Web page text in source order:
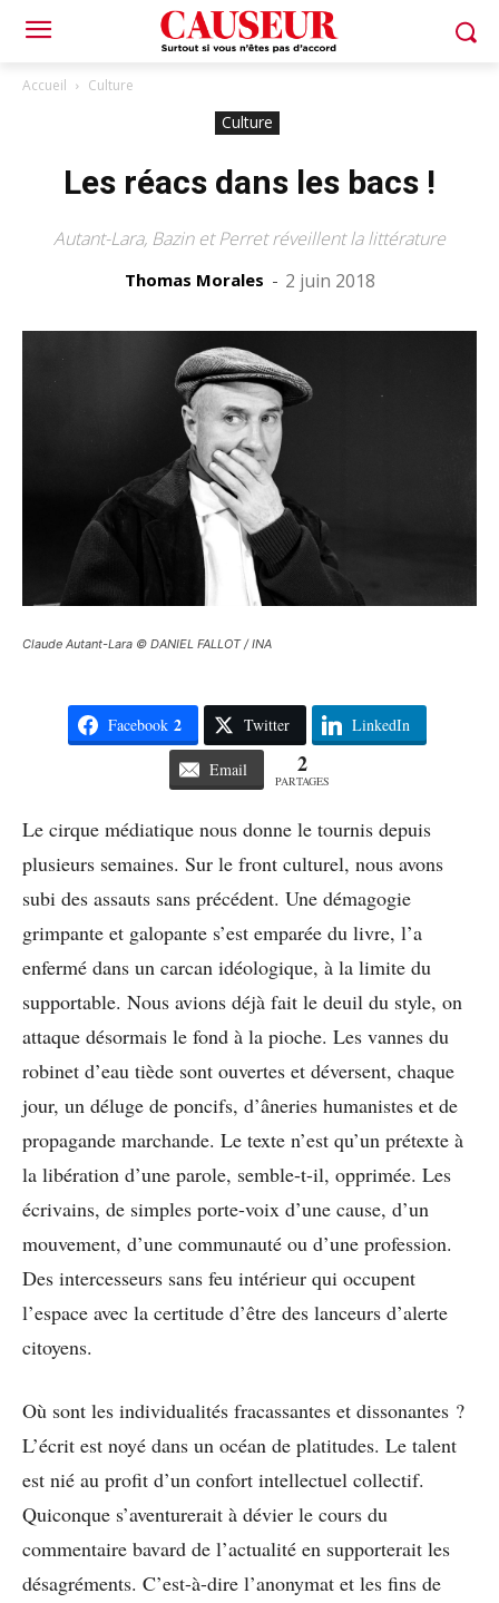
Accueil Culture
Culture
Les réacs dans les bacs !
Autant-Lara, Bazin et Perret réveillent la littérature
Thomas Morales - 2 juin 2018
Claude Autant-Lara © DANIEL FALLOT / INA
Facebook 2 Twitter LinkedIn
Email 2
PARTAGES
Le cirque médiatique nous donne le tournis depuis
plusieurs semaines. Sur le front culturel, nous avons
subi des assauts sans précédent. Une démagogie
grimpante et galopante s’est emparée du livre, l’a
enfermé dans un carcan idéologique, à la limite du
supportable. Nous avions déjà fait le deuil du style, on
attaque désormais le fond à la pioche. Les vannes du
robinet d’eau tiède sont ouvertes et déversent, chaque
jour, un déluge de poncifs, d’âneries humanistes et de
propagande marchande. Le texte n’est qu’un prétexte à
la libération d’une parole, semble-t-il, opprimée. Les
écrivains, de simples porte-voix d’une cause, d’un
mouvement, d’une communauté ou d’une profession.
Des intercesseurs sans feu intérieur qui occupent
l’espace avec la certitude d’être des lanceurs d’alerte
citoyens.
Où sont les individualités fracassantes et dissonantes ?
L’écrit est noyé dans un océan de platitudes. Le talent
est nié au profit d’un confort intellectuel collectif.
Quiconque s’aventurerait à dévier le cours du
commentaire bavard de l’actualité en supporterait les
désagréments. C’est-à-dire l’anonymat et les fins de